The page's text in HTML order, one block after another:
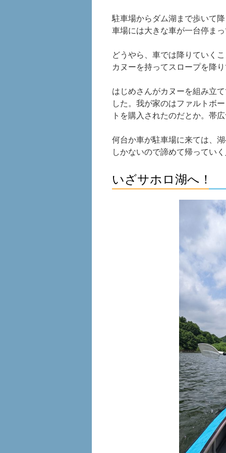
駐車場からダム湖まで歩いて
車場には大きな車が一台停ま
どうやら、車では降りていく
カヌーを持ってスロープを降
はじめさんがカヌーを組み立
した。我が家のはファルトボ
トを購入されたのだとか。帯
何台か車が駐車場に来ては、
しかないので諦めて帰ってい
いざサホロ湖へ！